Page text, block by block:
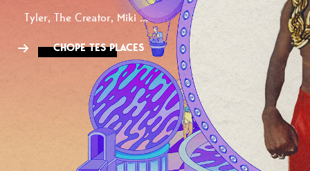
Tyler, The Creator, Miki ...
CHOPE TES PLACES